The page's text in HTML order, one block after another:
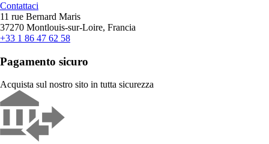
Contattaci
11 rue Bernard Maris
37270 Montlouis-sur-Loire, Francia
+33 1 86 47 62 58
Pagamento sicuro
Acquista sul nostro sito in tutta sicurezza